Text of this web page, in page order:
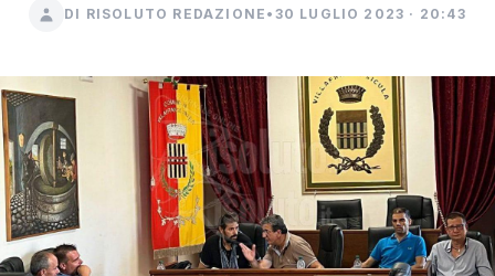
DI RISOLUTO REDAZIONE • 30 LUGLIO 2023 · 20:43